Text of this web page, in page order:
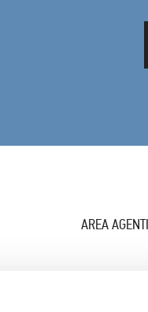
AREA AGENTI